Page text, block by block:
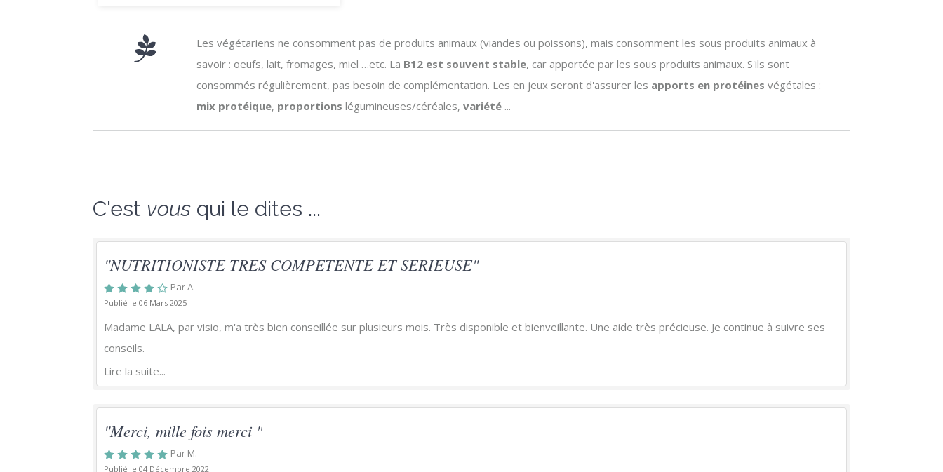
Les végétariens ne consomment pas de produits animaux (viandes ou poissons), mais consomment les sous produits animaux à
savoir : oeufs, lait, fromages, miel …etc. La B12 est souvent stable, car apportée par les sous produits animaux. S'ils sont
consommés régulièrement, pas besoin de complémentation. Les en jeux seront d'assurer les apports en protéines végétales :
mix protéique, proportions légumineuses/céréales,variété ...
C'est vous qui le dites ...
"NUTRITIONISTE TRES COMPETENTE ET SERIEUSE"
Par A.
Publié le 06 Mars 2025
Madame LALA, par visio, m'a très bien conseillée sur plusieurs mois. Très disponible et bienveillante. Une aide très précieuse. Je continue à suivre ses
conseils.
Lire la suite...
"Merci, mille fois merci "
Par M.
Publié le 04 Décembre 2022